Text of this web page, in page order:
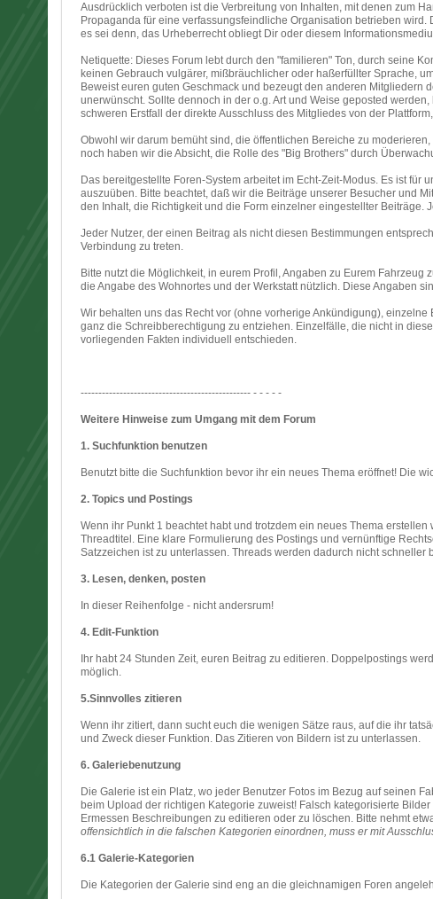
Ausdrücklich verboten ist die Verbreitung von Inhalten, mit denen zum
Propaganda für eine verfassungsfeindliche Organisation betrieben
es sei denn, das Urheberrecht obliegt Dir oder diesem
Netiquette: Dieses Forum lebt durch den "familieren" Ton, durch seine
keinen Gebrauch vulgärer, mißbräuchlicher oder haßerfüllter Sprache,
Beweist euren guten Geschmack und bezeugt den anderen Mitgliedern
unerwünscht. Sollte dennoch in der o.g. Art und Weise geposted
schweren Erstfall der direkte Ausschluss des Mitgliedes von der
Obwohl wir darum bemüht sind, die öffentlichen Bereiche zu
noch haben wir die Absicht, die Rolle des "Big Brothers" durch
Das bereitgestellte Foren-System arbeitet im Echt-Zeit-Modus. Es ist
auszuüben. Bitte beachtet, daß wir die Beiträge unserer Besucher und
den Inhalt, die Richtigkeit und die Form einzelner eingestellter Beiträge.
Jeder Nutzer, der einen Beitrag als nicht diesen Bestimmungen
Verbindung zu treten.
Bitte nutzt die Möglichkeit, in eurem Profil, Angaben zu Eurem
die Angabe des Wohnortes und der Werkstatt nützlich. Diese Angaben
Wir behalten uns das Recht vor (ohne vorherige Ankündigung),
ganz die Schreibberechtigung zu entziehen. Einzelfälle, die nicht in
vorliegenden Fakten individuell entschieden.
------------------------------------------------ - - - - -
Weitere Hinweise zum Umgang mit dem Forum
1. Suchfunktion benutzen
Benutzt bitte die Suchfunktion bevor ihr ein neues Thema eröffnet! Die
2. Topics und Postings
Wenn ihr Punkt 1 beachtet habt und trotzdem ein neues Thema
Threadtitel. Eine klare Formulierung des Postings und vernünftige
Satzzeichen ist zu unterlassen. Threads werden dadurch nicht schneller
3. Lesen, denken, posten
In dieser Reihenfolge - nicht andersrum!
4. Edit-Funktion
Ihr habt 24 Stunden Zeit, euren Beitrag zu editieren. Doppelpostings
möglich.
5.Sinnvolles zitieren
Wenn ihr zitiert, dann sucht euch die wenigen Sätze raus, auf die ihr
und Zweck dieser Funktion. Das Zitieren von Bildern ist zu unterlassen.
6. Galeriebenutzung
Die Galerie ist ein Platz, wo jeder Benutzer Fotos im Bezug auf seinen
beim Upload der richtigen Kategorie zuweist! Falsch kategorisierte
Ermessen Beschreibungen zu editieren oder zu löschen. Bitte nehmt
offensichtlich in die falschen Kategorien einordnen, muss er mit
6.1 Galerie-Kategorien
Die Kategorien der Galerie sind eng an die gleichnamigen Foren